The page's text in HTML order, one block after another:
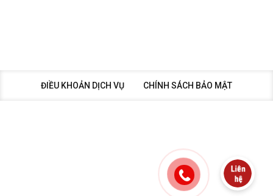
ĐIỀU KHOẢN DỊCH VỤ CHÍNH SÁCH BẢO MẬT